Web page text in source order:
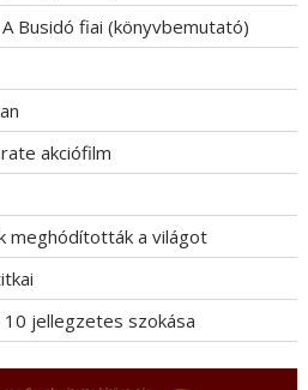
Busidó fiai (könyvbemutató)
akciófilm
meghódították a világot
jellegzetes szokása